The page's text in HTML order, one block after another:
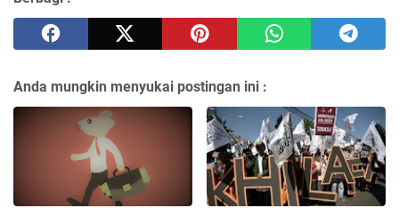
Anda mungkin menyukai postingan ini :